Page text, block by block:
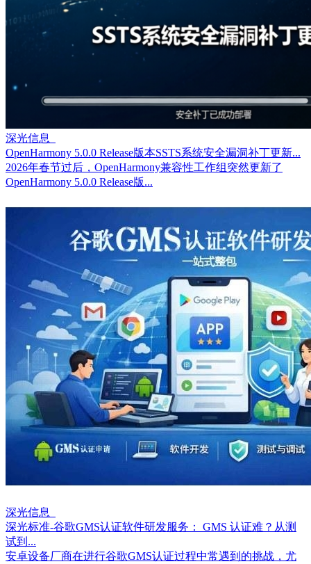
深光信息
OpenHarmony 5.0.0 Release版本SSTS系统安全漏洞补丁更新...
2026年春节过后，OpenHarmony兼容性工作组突然更新了
OpenHarmony 5.0.0 Release版...
深光信息
深光标准-谷歌GMS认证软件研发服务： GMS 认证难？从测
试到...
安卓设备厂商在进行谷歌GMS认证过程中常遇到的挑战，尤